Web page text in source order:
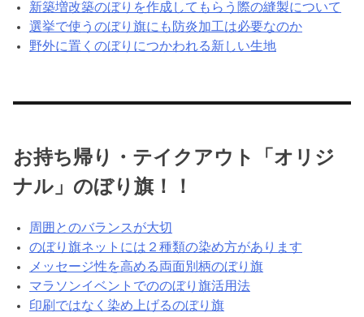
新築増改築のぼりを作成してもらう際の縫製について
選挙で使うのぼり旗にも防炎加工は必要なのか
野外に置くのぼりにつかわれる新しい生地
お持ち帰り・テイクアウト「オリジ
ナル」のぼり旗！！
周囲とのバランスが大切
のぼり旗ネットには２種類の染め方があります
メッセージ性を高める両面別柄のぼり旗
マラソンイベントでののぼり旗活用法
印刷ではなく染め上げるのぼり旗